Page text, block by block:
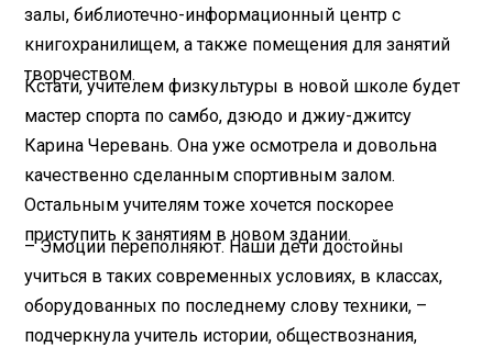
залы, биб­лиотечно-информационный центр с
книгохранилищем, а также помещения для занятий
творчеством.
Кстати, учителем физкультуры в новой школе будет
мастер спорта по самбо, дзюдо и джиу-джитсу
Карина Черевань. Она уже осмотрела и довольна
качественно сделанным спортивным залом.
Остальным учителям тоже хочется поскорее
приступить к занятиям в новом здании.
– Эмоции переполняют. Наши дети достойны
учиться в таких современных условиях, в классах,
оборудованных по последнему слову техники, –
подчеркнула учитель истории, обществознания,